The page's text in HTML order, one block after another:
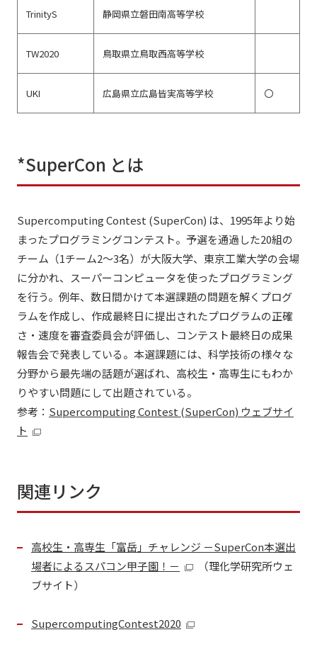
TrinityS 静岡県立磐田南高等学校
TW2020 鳥取県立鳥取西高等学校
UKI 広島県立広島皆実高等学校 〇
*SuperCon とは
Supercomputing Contest (SuperCon) は、1995年より始
まったプログラミングコンテスト。予選を通過した20組の
チーム（1チーム2～3名）が大阪大学、東京工業大学の会場
に分かれ、スーパーコンピュータを使ったプログラミング
を行う。例年、数日間かけて本選課題の問題を解くプログ
ラムを作成し、作成最終日に提出されたプログラムの正確
さ・速度を審査委員会が評価し、コンテスト最終日の成果
報告会で発表している。本選課題には、科学技術の様々な
分野から最先端の話題が選ばれ、高校生・高専生にもわか
りやすい問題にして出題されている。
参考： Supercomputing Contest (SuperCon) ウェブサイ
ト
関連リンク
高校生・高専生「富岳」チャレンジ －SuperCon本選出
場者によるスパコン甲子園！－
（理化学研究所ウェ
ブサイト）
SupercomputingContest2020